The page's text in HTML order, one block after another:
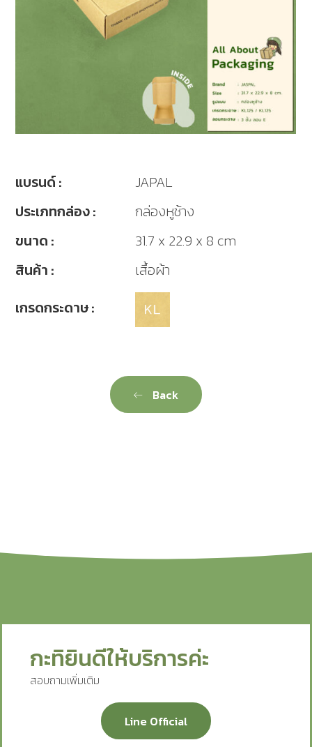
แบรนด์ :
JAPAL
ประเภทกล่อง :
กล่องหูช้าง
ขนาด :
31.7 x 22.9 x 8 cm
สินค้า :
เสื้อผ้า
เกรดกระดาษ :
Back
กะทิยินดีให้บริการค่ะ
สอบถามเพิ่มเติม
Line Official